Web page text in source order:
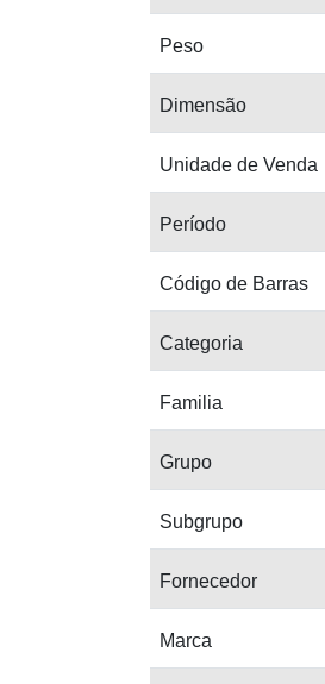
Peso
Dimensão
Unidade de Venda
Período
Código de Barras
Categoria
Familia
Grupo
Subgrupo
Fornecedor
Marca